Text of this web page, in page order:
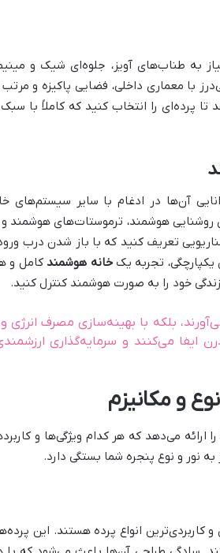
به طناب‌های آویز، جلوه‌ای شیک و
با معماری داخلی، فضایی پاکیزه و مرتب
پرده‌ای را انتخاب کنید که کاملاً با
آن‌ها در ادغام با سایر سیستم‌های
روشنایی هوشمند، ترموستات‌های
تعریف کنید که با باز شدن درب
یکپارچگی، تجربه یکخانه هوشمندکامل و
خود را به صورت هوشمند کنترل کنید.
بلکه با بهینه‌سازی مصرف
ایفا می‌کنند و سرمایه‌گذاری
و مکانیزم
ارائه می‌دهد که هر کدام ویژگی‌ها و
نور و نوع پنجره شما بستگی دارد.
کاربردی‌ترین انواع پرده هستند. این